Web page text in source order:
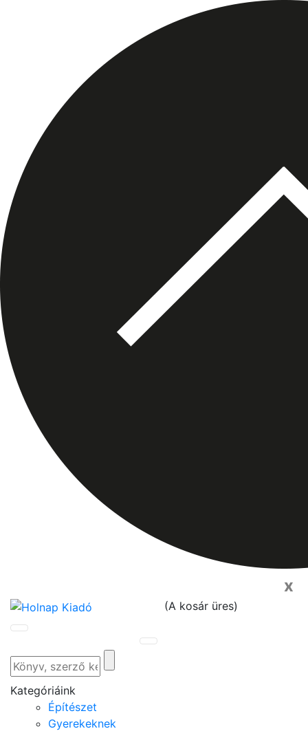
x
(A kosár üres)
Kategóriáink
Építészet
Gyerekeknek